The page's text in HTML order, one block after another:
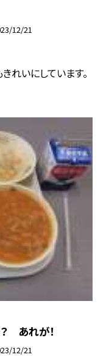
12/21
れいにしています。
？ あれが！
12/21